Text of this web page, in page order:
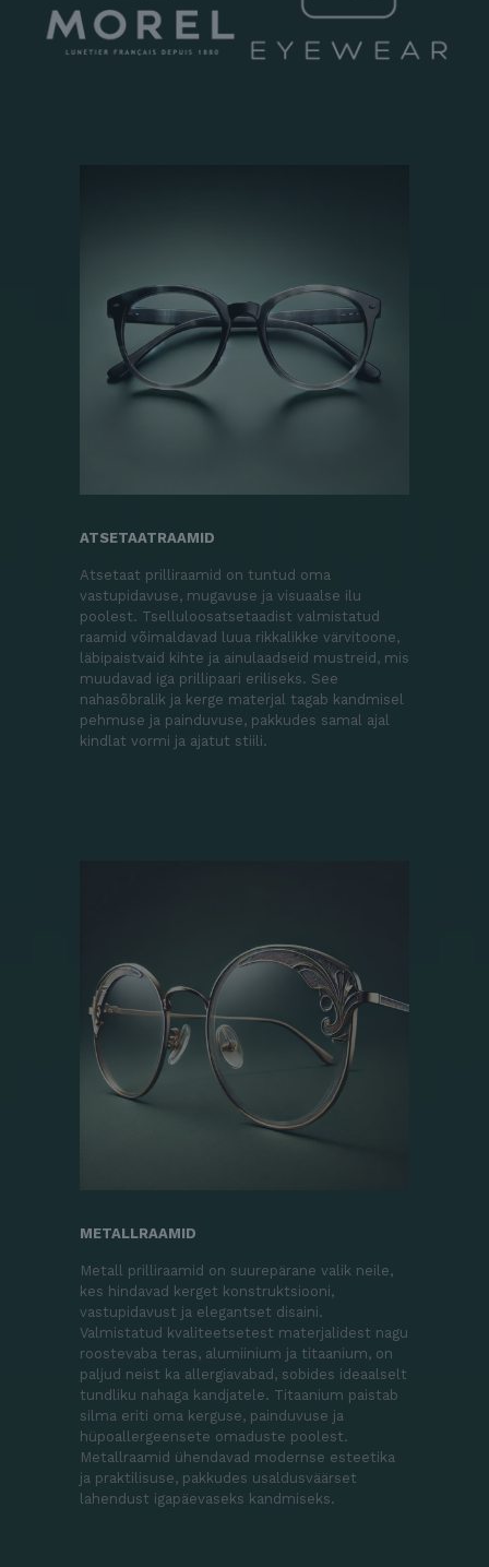
ATSETAATRAAMID
Atsetaat prilliraamid on tuntud oma
vastupidavuse, mugavuse ja visuaalse ilu
poolest. Tselluloosatsetaadist valmistatud
raamid võimaldavad luua rikkalikke värvitoone,
läbipaistvaid kihte ja ainulaadseid mustreid, mis
muudavad iga prillipaari eriliseks. See
nahasõbralik ja kerge materjal tagab kandmisel
pehmuse ja painduvuse, pakkudes samal ajal
kindlat vormi ja ajatut stiili.
METALLRAAMID
Metall prilliraamid on suurepärane valik neile,
kes hindavad kerget konstruktsiooni,
vastupidavust ja elegantset disaini.
Valmistatud kvaliteetsetest materjalidest nagu
roostevaba teras, alumiinium ja titaanium, on
paljud neist ka allergiavabad, sobides ideaalselt
tundliku nahaga kandjatele. Titaanium paistab
silma eriti oma kerguse, painduvuse ja
hüpoallergeensete omaduste poolest.
Metallraamid ühendavad modernse esteetika
ja praktilisuse, pakkudes usaldusväärset
lahendust igapäevaseks kandmiseks.